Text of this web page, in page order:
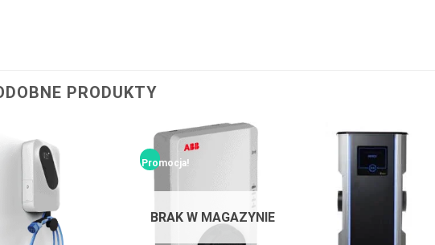
PRODUKTY
Promocja!
BRAK W MAGAZYNIE